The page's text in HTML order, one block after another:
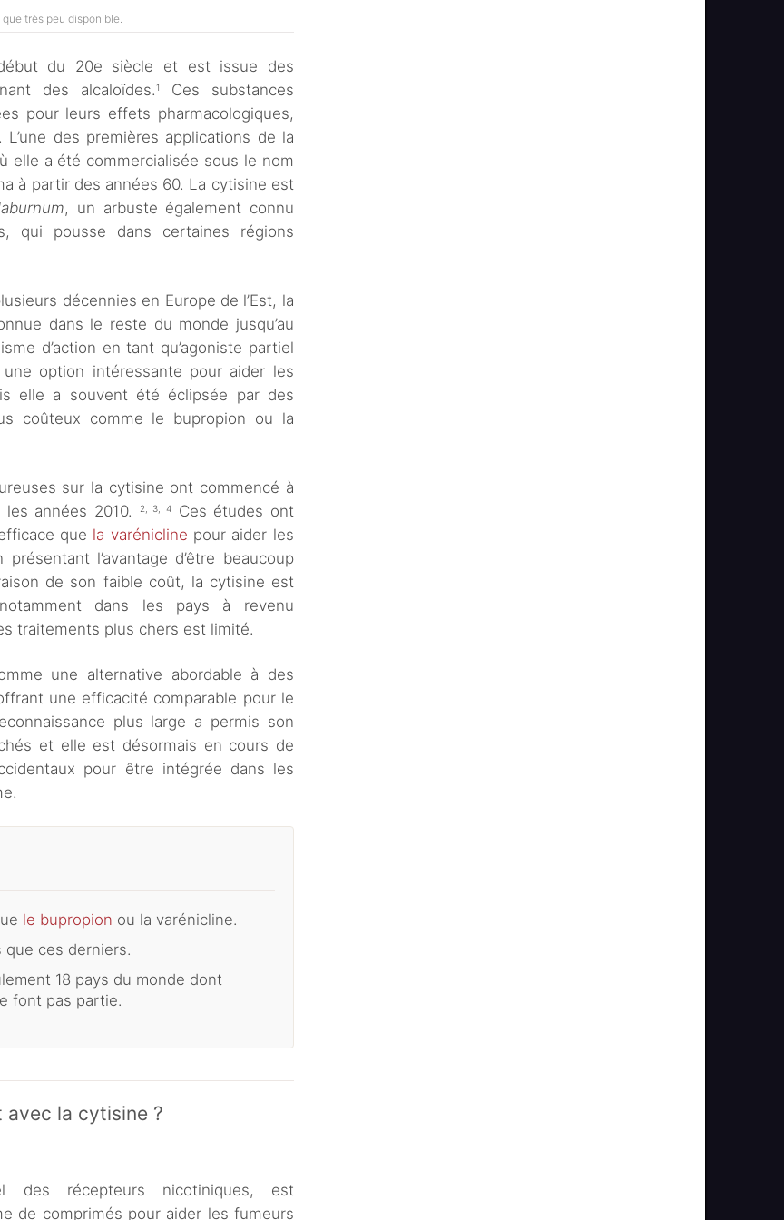
très peu disponible.
du 20e siècle et est issue des
des alcaloïdes.1
Ces substances
pour leurs effets pharmacologiques,
des premières applications de la
elle a été commercialisée sous le nom
à partir des années 60. La cytisine est
, un arbuste également connu
qui pousse dans certaines régions
décennies en Europe de l’Est, la
dans le reste du monde jusqu’au
d’action en tant qu’agoniste partiel
option intéressante pour aider les
elle a souvent été éclipsée par des
coûteux comme le bupropion ou la
sur la cytisine ont commencé à
années 2010.
2, 3, 4Ces études ont
que la varénicline pour aider les
l’avantage d’être beaucoup
de son faible coût, la cytisine est
dans les pays à revenu
traitements plus chers est limité.
une alternative abordable à des
une efficacité comparable pour le
plus large a permis son
et elle est désormais en cours de
pour être intégrée dans les
le bupropion ou la varénicline.
que ces derniers.
18 pays du monde dont
font pas partie.
avec la cytisine ?
des récepteurs nicotiniques, est
de comprimés pour aider les fumeurs